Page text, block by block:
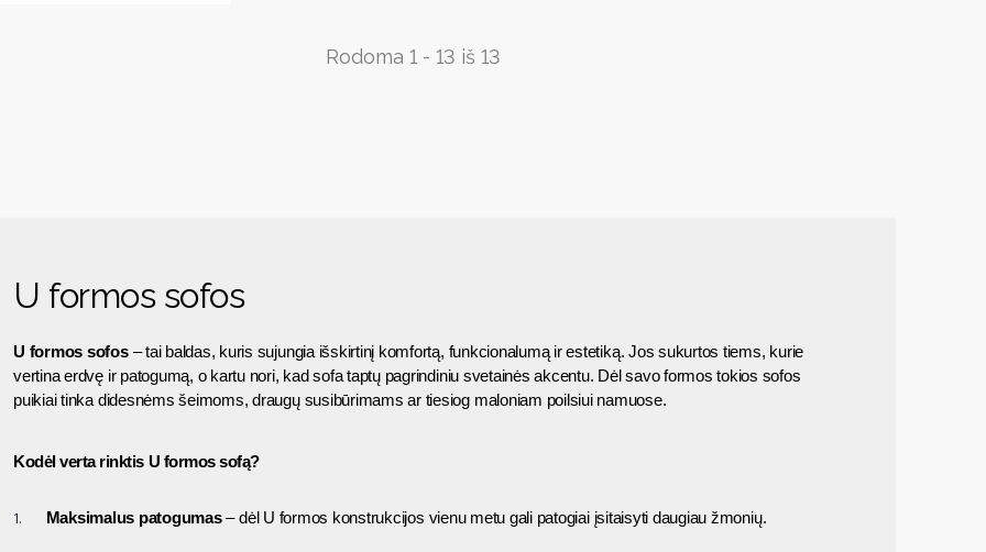
Rodoma 1 - 13 iš 13
U formos sofos
U formos sofos – tai baldas, kuris sujungia išskirtinį komfortą, funkcionalumą ir estetiką. Jos sukurtos tiems, kurie
vertina erdvę ir patogumą, o kartu nori, kad sofa taptų pagrindiniu svetainės akcentu. Dėl savo formos tokios sofos
puikiai tinka didesnėms šeimoms, draugų susibūrimams ar tiesiog maloniam poilsiui namuose.
Kodėl verta rinktis U formos sofą?
Maksimalus patogumas – dėl U formos konstrukcijos vienu metu gali patogiai įsitaisyti daugiau žmonių.